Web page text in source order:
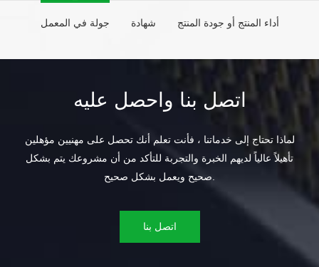
جولة في المعمل شهادة أداء المنتج أو جودة المنتج
اتصل بنا واحصل عليه
لماذا تحتاج إلى خدماتنا ، فأنت تعلم أنك تحصل على مهنيين مؤهلين
تأهيلاً عالياً لديهم الخبرة والتجربة للتأكد من أن مشروعك يتم بشكل
صحيح ويعمل بشكل صحيح.
اتصل بنا